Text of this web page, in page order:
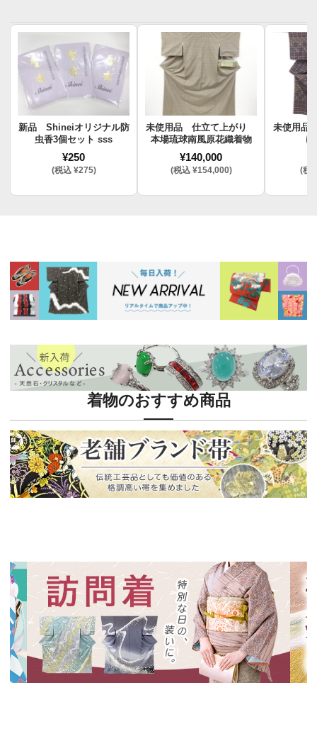
新品 Shineiオリジナル防
虫香3個セット sss
¥250
(税込 ¥275)
未使用品 仕立て上がり
本場琉球南風原花織着物
¥140,000
(税込 ¥154,000)
未使用品
(税
着物のおすすめ商品